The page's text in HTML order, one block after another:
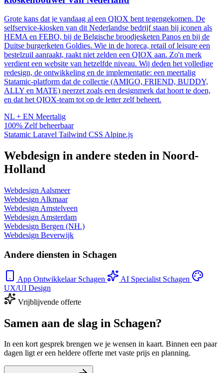
Grote kans dat je vandaag al een QIOX bent tegengekomen. De
selfservice-kiosken van dit Nederlandse bedrijf staan bij iconen als
HEMA en FEBO, bij de Belgische broodjesketen Panos en bij de
Duitse burgerketen Goldies. Wie in de horeca, retail of leisure een
bestelzuil aanraakt, raakt niet zelden een QIOX aan. Zo'n merk
verdient een website van hetzelfde niveau. Wij deden het volledige
redesign, de ontwikkeling en de implementatie: een meertalig
Statamic-platform dat de collectie (AMIGO, FRIEND, BUDDY,
ALLY en MATE) neerzet zoals een designmerk dat hoort te doen,
en dat het QIOX-team tot op de letter zelf beheert.
NL + EN Meertalig
100% Zelf beheerbaar
Statamic Laravel Tailwind CSS Alpine.js
Webdesign in andere steden in Noord-
Holland
Webdesign Aalsmeer
Webdesign Alkmaar
Webdesign Amstelveen
Webdesign Amsterdam
Webdesign Bergen (NH.)
Webdesign Beverwijk
Andere diensten in Schagen
App Ontwikkelaar Schagen
AI Specialist Schagen
UX/UI Design
Vrijblijvende offerte
Samen aan de slag in Schagen?
In een kort gesprek brengen we je wensen in kaart. Binnen een paar
dagen ligt er een heldere offerte met vaste prijs en planning.